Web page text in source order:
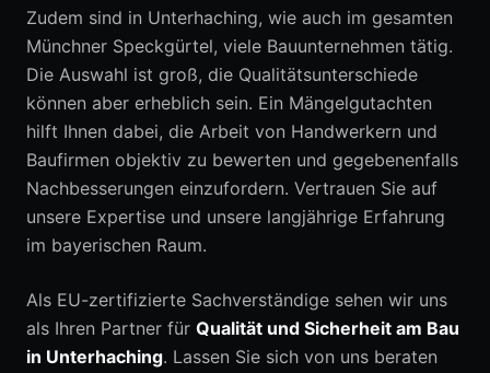
Zudem sind in Unterhaching, wie auch im gesamten
Münchner Speckgürtel, viele Bauunternehmen tätig.
Die Auswahl ist groß, die Qualitätsunterschiede
können aber erheblich sein. Ein Mängelgutachten
hilft Ihnen dabei, die Arbeit von Handwerkern und
Baufirmen objektiv zu bewerten und gegebenenfalls
Nachbesserungen einzufordern. Vertrauen Sie auf
unsere Expertise und unsere langjährige Erfahrung
im bayerischen Raum.
Als EU-zertifizierte Sachverständige sehen wir uns
als Ihren Partner für Qualität und Sicherheit am Bau
in Unterhaching. Lassen Sie sich von uns beraten